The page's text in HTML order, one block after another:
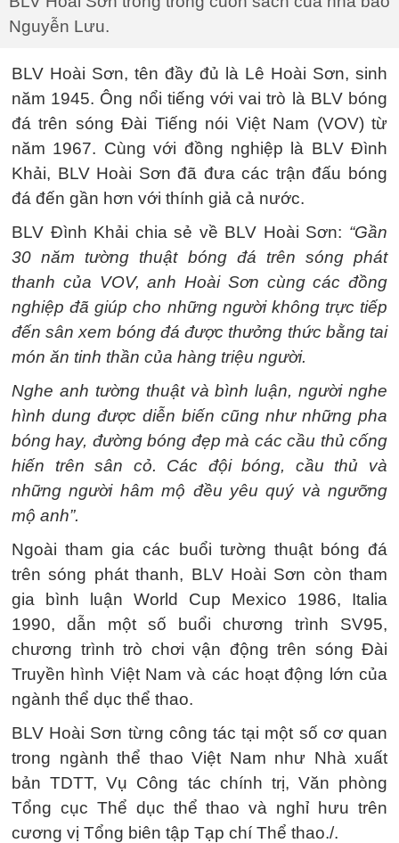
Nguyễn Lưu.
BLV Hoài Sơn, tên đầy đủ là Lê Hoài Sơn, sinh
năm 1945. Ông nổi tiếng với vai trò là BLV bóng
đá trên sóng Đài Tiếng nói Việt Nam (VOV) từ
năm 1967. Cùng với đồng nghiệp là BLV Đình
Khải, BLV Hoài Sơn đã đưa các trận đấu bóng
đá đến gần hơn với thính giả cả nước.
BLV Đình Khải chia sẻ về BLV Hoài Sơn: “Gần
30 năm tường thuật bóng đá trên sóng phát
thanh của VOV, anh Hoài Sơn cùng các đồng
nghiệp đã giúp cho những người không trực tiếp
đến sân xem bóng đá được thưởng thức bằng tai
món ăn tinh thần của hàng triệu người.
Nghe anh tường thuật và bình luận, người nghe
hình dung được diễn biến cũng như những pha
bóng hay, đường bóng đẹp mà các cầu thủ cống
hiến trên sân cỏ. Các đội bóng, cầu thủ và
những người hâm mộ đều yêu quý và ngưỡng
mộ anh”.
Ngoài tham gia các buổi tường thuật bóng đá
trên sóng phát thanh, BLV Hoài Sơn còn tham
gia bình luận World Cup Mexico 1986, Italia
1990, dẫn một số buổi chương trình SV95,
chương trình trò chơi vận động trên sóng Đài
Truyền hình Việt Nam và các hoạt động lớn của
ngành thể dục thể thao.
BLV Hoài Sơn từng công tác tại một số cơ quan
trong ngành thể thao Việt Nam như Nhà xuất
bản TDTT, Vụ Công tác chính trị, Văn phòng
Tổng cục Thể dục thể thao và nghỉ hưu trên
cương vị Tổng biên tập Tạp chí Thể thao./.